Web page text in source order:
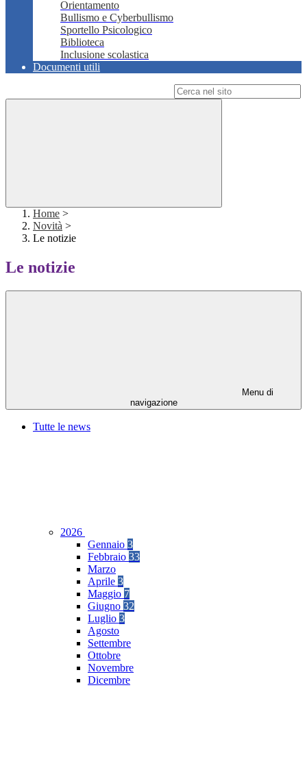
Orientamento
Bullismo e Cyberbullismo
Sportello Psicologico
Biblioteca
Inclusione scolastica
Documenti utili
Home >
Novità >
Le notizie
Le notizie
Menu di
navigazione
Tutte le news
2026
Gennaio 3
Febbraio 33
Marzo
Aprile 3
Maggio 7
Giugno 32
Luglio 3
Agosto
Settembre
Ottobre
Novembre
Dicembre